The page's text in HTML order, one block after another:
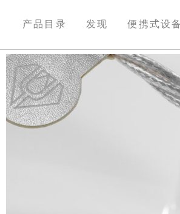
产品目录 发现 便携式设备